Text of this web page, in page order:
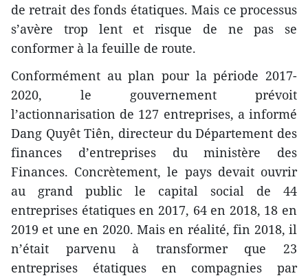
de retrait des fonds étatiques. Mais ce processus
s’avère trop lent et risque de ne pas se
conformer à la feuille de route.
Conformément au plan pour la période 2017-
2020, le gouvernement prévoit
l’actionnarisation de 127 entreprises, a informé
Dang Quyêt Tiên, directeur du Département des
finances d’entreprises du ministère des
Finances. Concrètement, le pays devait ouvrir
au grand public le capital social de 44
entreprises étatiques en 2017, 64 en 2018, 18 en
2019 et une en 2020. Mais en réalité, fin 2018, il
n’était parvenu à transformer que 23
entreprises étatiques en compagnies par